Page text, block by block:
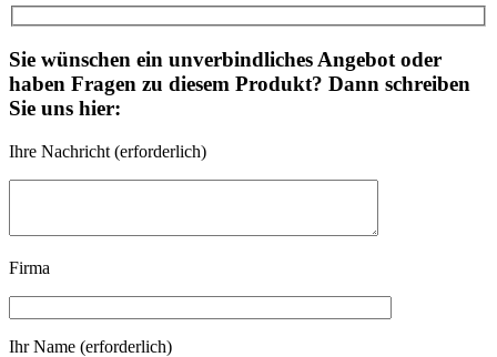
Sie wünschen ein unverbindliches Angebot oder
haben Fragen zu diesem Produkt? Dann schreiben
Sie uns hier:
Ihre Nachricht (erforderlich)
Firma
Ihr Name (erforderlich)